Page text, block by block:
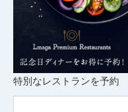
特別なレストランを予約